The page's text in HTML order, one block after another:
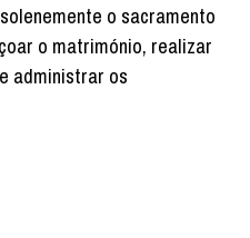
o sacramento
o matrimónio, realizar
administrar os